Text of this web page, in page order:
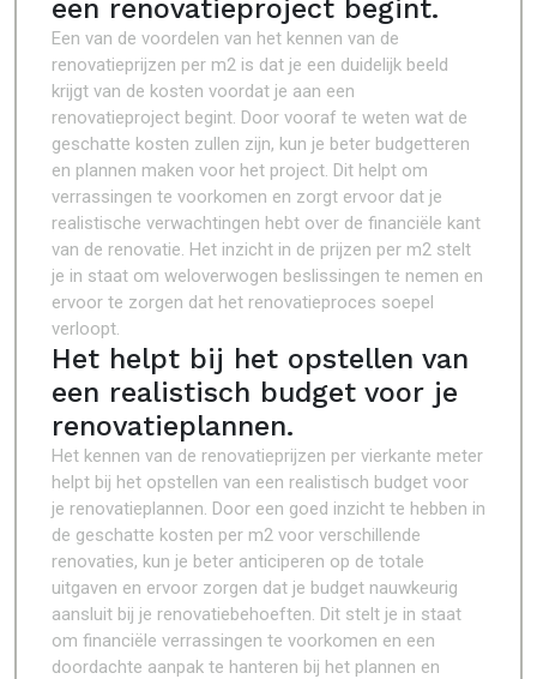
een renovatieproject begint.
Een van de voordelen van het kennen van de
renovatieprijzen per m2 is dat je een duidelijk beeld
krijgt van de kosten voordat je aan een
renovatieproject begint. Door vooraf te weten wat de
geschatte kosten zullen zijn, kun je beter budgetteren
en plannen maken voor het project. Dit helpt om
verrassingen te voorkomen en zorgt ervoor dat je
realistische verwachtingen hebt over de financiële kant
van de renovatie. Het inzicht in de prijzen per m2 stelt
je in staat om weloverwogen beslissingen te nemen en
ervoor te zorgen dat het renovatieproces soepel
verloopt.
Het helpt bij het opstellen van
een realistisch budget voor je
renovatieplannen.
Het kennen van de renovatieprijzen per vierkante meter
helpt bij het opstellen van een realistisch budget voor
je renovatieplannen. Door een goed inzicht te hebben in
de geschatte kosten per m2 voor verschillende
renovaties, kun je beter anticiperen op de totale
uitgaven en ervoor zorgen dat je budget nauwkeurig
aansluit bij je renovatiebehoeften. Dit stelt je in staat
om financiële verrassingen te voorkomen en een
doordachte aanpak te hanteren bij het plannen en